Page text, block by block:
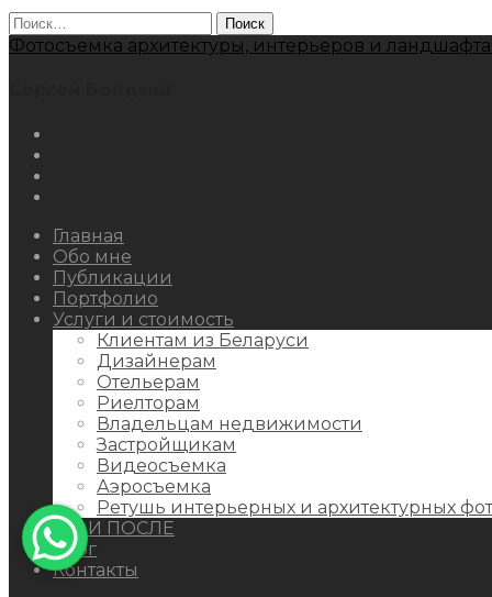
Найти:
Фотосъемка архитектуры, интерьеров и
Главная
Обо мне
Публикации
Портфолио
Услуги и стоимость
Клиентам из Беларуси
Дизайнерам
Отельерам
Риелторам
Владельцам недвижимости
Застройщикам
Видеосъемка
Аэросъемка
Ретушь интерьерных и архитектурных
ДО И ПОСЛЕ
Блог
Контакты